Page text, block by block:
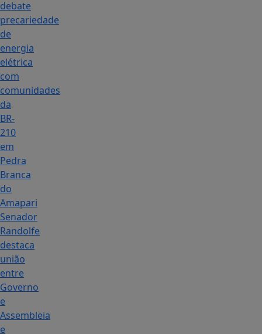
debate
precariedade
de
energia
elétrica
com
comunidades
da
BR-
210
em
Pedra
Branca
do
Amapari
Senador
Randolfe
destaca
união
entre
Governo
e
Assembleia
e